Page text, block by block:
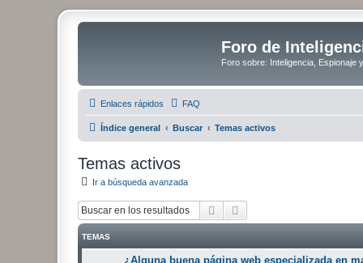
Foro de
Foro sobre: Inteligencia, Espionaje
Enlaces rápidos FAQ
Índice general Buscar Temas activos
Temas activos
Ir a búsqueda avanzada
Buscar
TEMAS
¿Alguna buena página web especializada en